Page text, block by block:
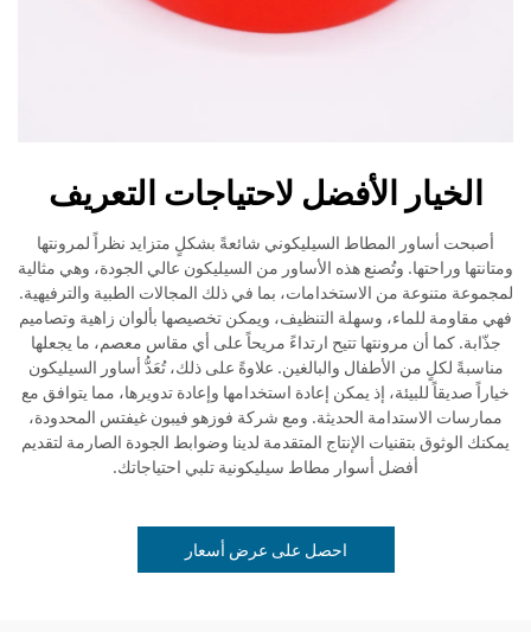
الخيار الأفضل لاحتياجات التعريف
أصبحت أساور المطاط السيليكوني شائعةً بشكلٍ متزايد نظراً لمرونتها
ومتانتها وراحتها. وتُصنع هذه الأساور من السيليكون عالي الجودة، وهي مثالية
لمجموعة متنوعة من الاستخدامات، بما في ذلك المجالات الطبية والترفيهية.
فهي مقاومة للماء، وسهلة التنظيف، ويمكن تخصيصها بألوان زاهية وتصاميم
جذّابة. كما أن مرونتها تتيح ارتداءً مريحاً على أي مقاس معصم، ما يجعلها
مناسبةً لكلٍ من الأطفال والبالغين. علاوةً على ذلك، تُعَدُّ أساور السيليكون
خياراً صديقاً للبيئة، إذ يمكن إعادة استخدامها وإعادة تدويرها، مما يتوافق مع
ممارسات الاستدامة الحديثة. ومع شركة فوزهو فيبون غيفتس المحدودة،
يمكنك الوثوق بتقنيات الإنتاج المتقدمة لدينا وضوابط الجودة الصارمة لتقديم
أفضل أسوار مطاط سيليكونية تلبي احتياجاتك.
احصل على عرض أسعار